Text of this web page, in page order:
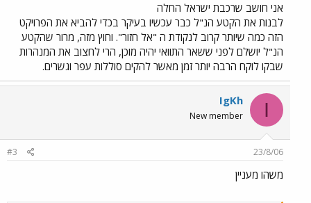
אני חושב שרכבת ישראל החלה
לבנות את הקטע הנ"ל כבר עכשיו בעיקר בכדי להביא את הפרויקט
הזה כמה שיותר קרוב לנקודת ה "אל חזור". וחוץ מזה, מרור שהקטע
הנ"ל יושלם לפני ששאר התוואי יהיה מוכן, הרי לחצוב את המנהרות
שבקו לוקח הרבה יותר זמן מאשר להקים סוללות עפר וגשרים.
I
IgKh
New member
23/8/06
#3
משהו מעניין